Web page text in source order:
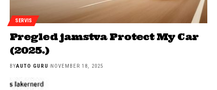
SERVIS
Pregled jamstva Protect My Car
(2025.)
BYAUTO GURU NOVEMBER 18, 2025